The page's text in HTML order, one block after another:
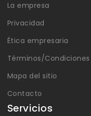
La empresa
Privacidad
Ética empresaria
Términos/Condiciones
Mapa del sitio
Contacto
Servicios